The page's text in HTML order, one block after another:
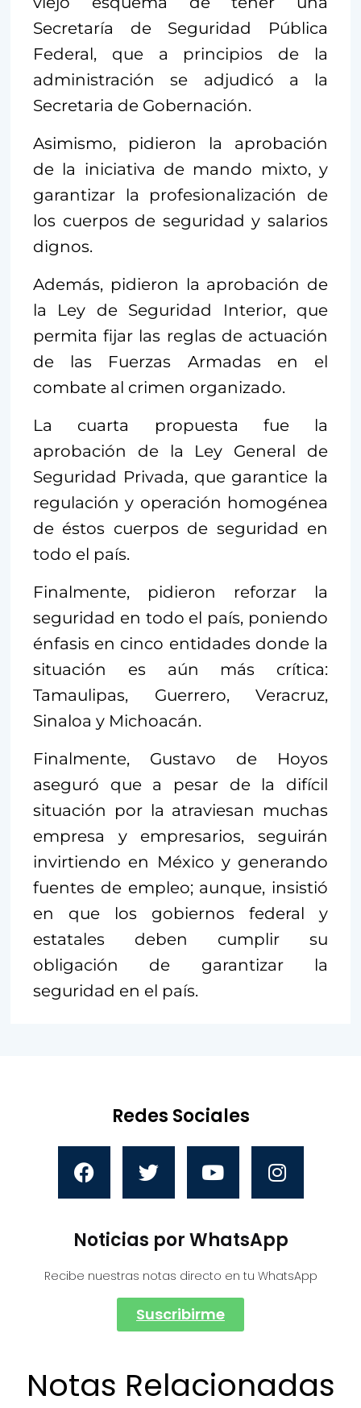
Secretaría de Seguridad Pública
Federal, que a principios de la
administración se adjudicó a la
Secretaria de Gobernación.
Asimismo, pidieron la aprobación
de la iniciativa de mando mixto, y
garantizar la profesionalización de
los cuerpos de seguridad y salarios
dignos.
Además, pidieron la aprobación de
la Ley de Seguridad Interior, que
permita fijar las reglas de actuación
de las Fuerzas Armadas en el
combate al crimen organizado.
La cuarta propuesta fue la
aprobación de la Ley General de
Seguridad Privada, que garantice la
regulación y operación homogénea
de éstos cuerpos de seguridad en
todo el país.
Finalmente, pidieron reforzar la
seguridad en todo el país, poniendo
énfasis en cinco entidades donde la
situación es aún más crítica:
Tamaulipas, Guerrero, Veracruz,
Sinaloa y Michoacán.
Finalmente, Gustavo de Hoyos
aseguró que a pesar de la difícil
situación por la atraviesan muchas
empresa y empresarios, seguirán
invirtiendo en México y generando
fuentes de empleo; aunque, insistió
en que los gobiernos federal y
estatales deben cumplir su
obligación de garantizar la
seguridad en el país.
Redes Sociales
Noticias por WhatsApp
Recibe nuestras notas directo en tu WhatsApp
Suscribirme
Notas Relacionadas